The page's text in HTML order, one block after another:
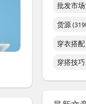
批发市
货源
穿衣搭配
穿搭技巧